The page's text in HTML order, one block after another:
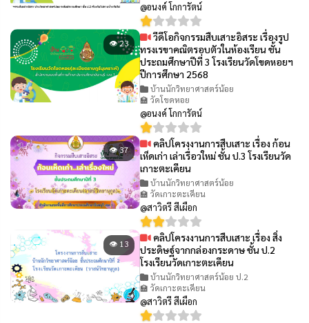
@อนงค์ โกการัตน์
👁 23
วีดีโอกิจกรรมสืบเสาะอิสระ เรื่องรูป
ทรงเรขาคณิตรอบตัวในห้องเรียน ชั้น
ประถมศึกษาปีที่ 3 โรงเรียนวัดโขดหอยฯ
ปีการศึกษา 2568
บ้านนักวิทยาศาสตร์น้อย
🏫 วัดโขดหอย
@อนงค์ โกการัตน์
👁 37
คลิปโครงงานการสืบเสาะ เรื่อง ก้อน
เห็ดเก่า เล่าเรื่อวใหม่ ชั้น ป.3 โรงเรียนวัด
เกาะตะเคียน
บ้านนักวิทยาศาสตร์น้อย
🏫 วัดเกาะตะเคียน
@สาวิตรี สีเผือก
👁 13
คลิปโครงงานการสืบเสาะ เรื่อง สิ่ง
ประดิษฐ์จากกล่องกระดาษ ชั้น ป.2
โรงเรียนวัดเกาะตะเคียน
บ้านนักวิทยาศาสตร์น้อย ป.2
🏫 วัดเกาะตะเคียน
@สาวิตรี สีเผือก